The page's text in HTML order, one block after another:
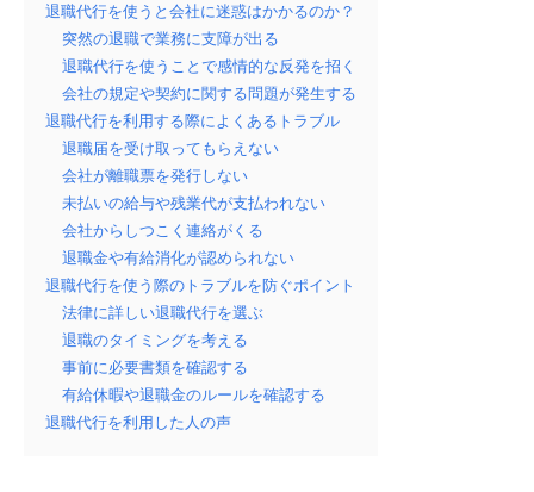
退職代行を使うと会社に迷惑はかかるのか？
突然の退職で業務に支障が出る
退職代行を使うことで感情的な反発を招く
会社の規定や契約に関する問題が発生する
退職代行を利用する際によくあるトラブル
退職届を受け取ってもらえない
会社が離職票を発行しない
未払いの給与や残業代が支払われない
会社からしつこく連絡がくる
退職金や有給消化が認められない
退職代行を使う際のトラブルを防ぐポイント
法律に詳しい退職代行を選ぶ
退職のタイミングを考える
事前に必要書類を確認する
有給休暇や退職金のルールを確認する
退職代行を利用した人の声